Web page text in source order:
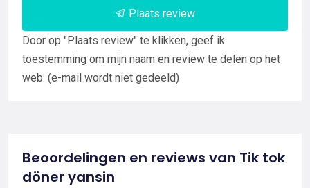
Plaats review
Door op "Plaats review" te klikken, geef ik
toestemming om mijn naam en review te delen op het
web. (e-mail wordt niet gedeeld)
Beoordelingen en reviews van Tik tok
döner yansin